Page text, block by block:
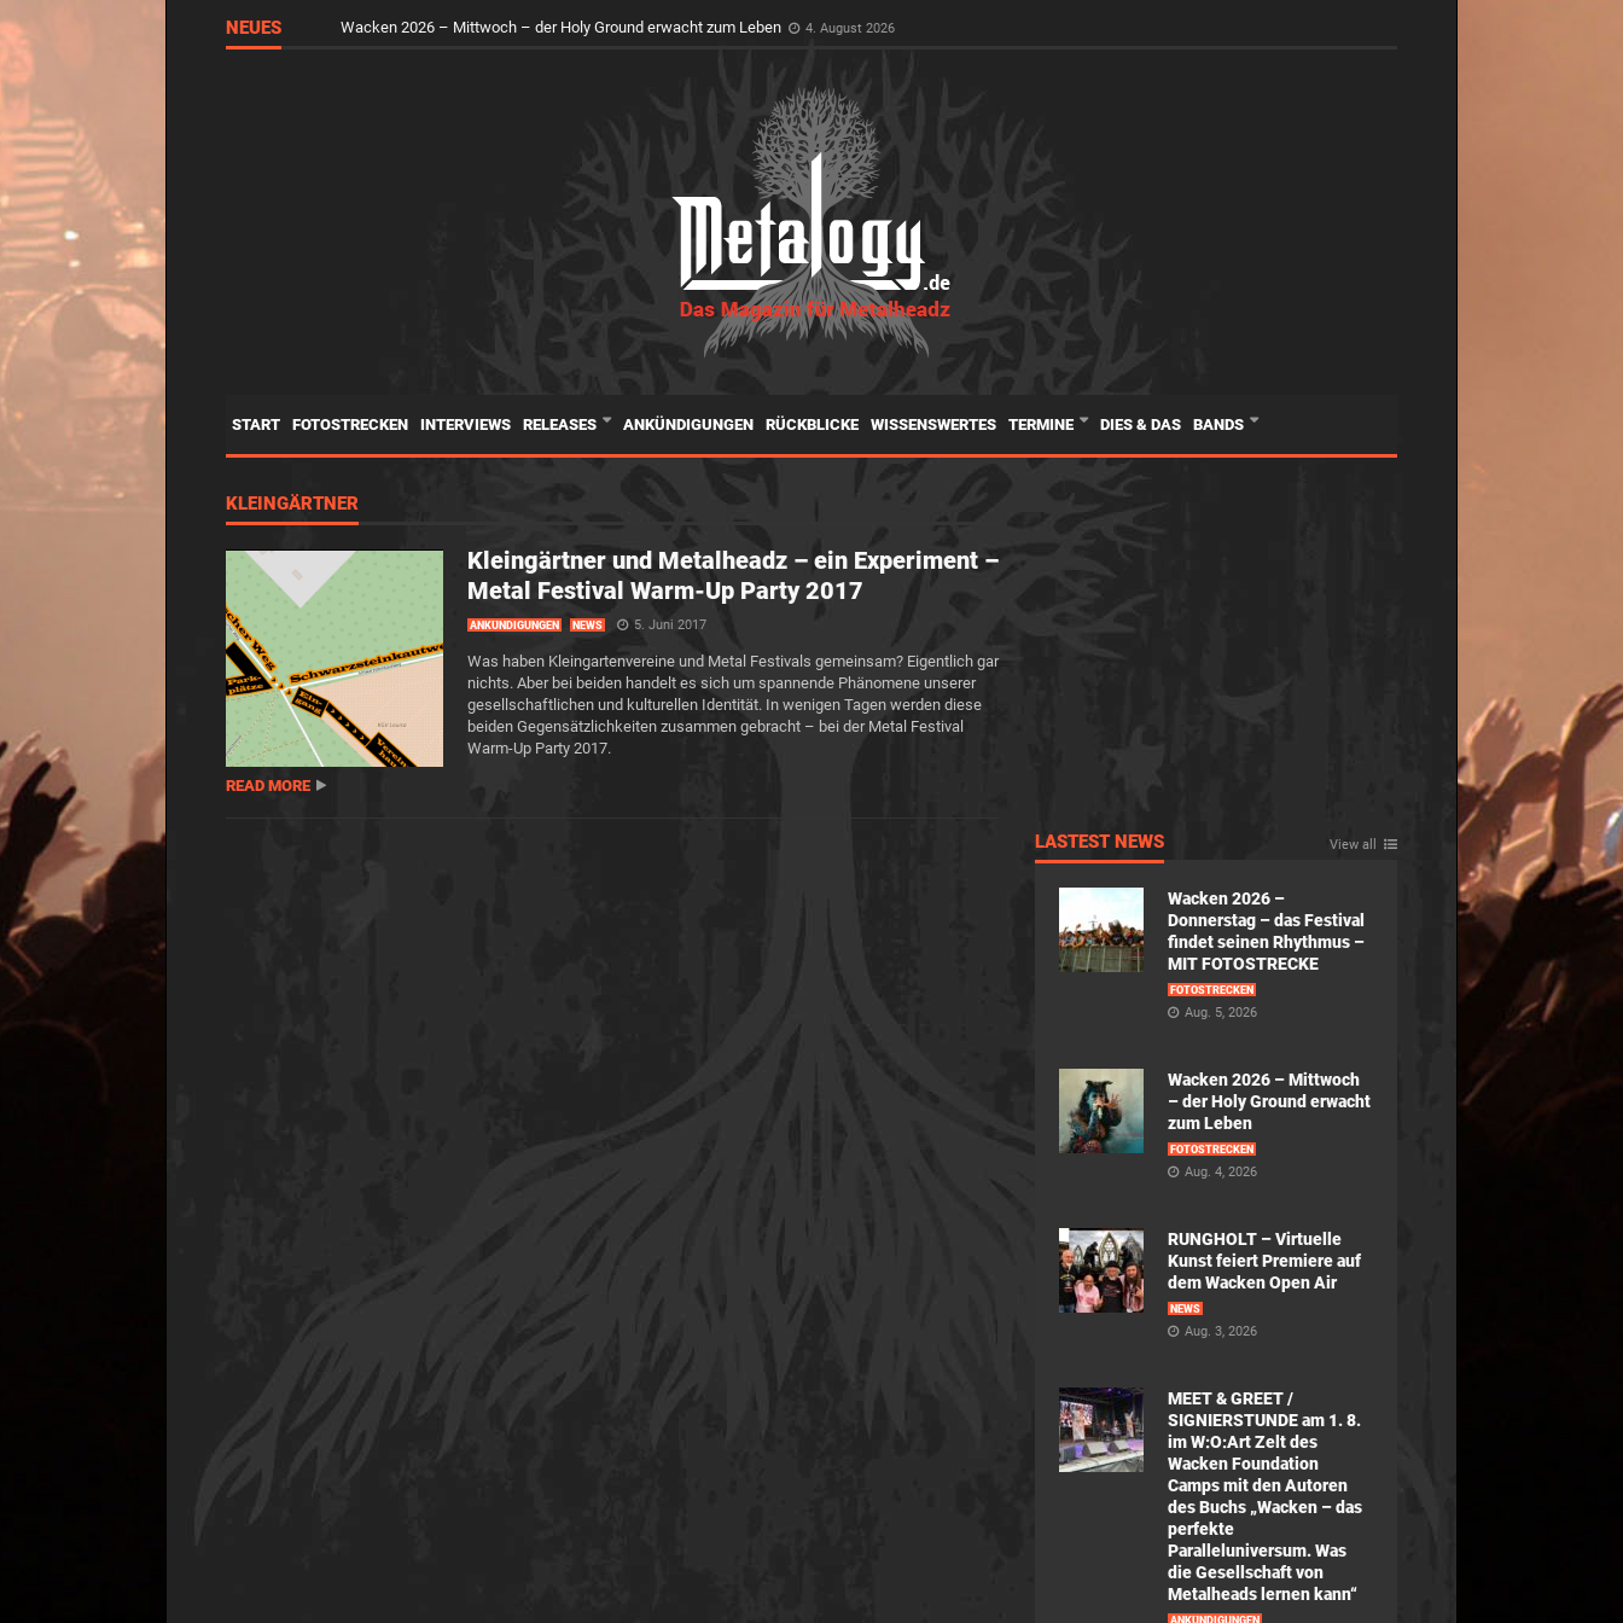
NEUES Wacken 2026 – Mittwoch – der Holy Ground erwacht zum Leben 4. August 2026
START FOTOSTRECKEN INTERVIEWS RELEASES ANKÜNDIGUNGEN RÜCKBLICKE WISSENSWERTES TERMINE DIES & DAS BANDS
KLEINGÄRTNER
Kleingärtner und Metalheadz – ein Experiment –
Metal Festival Warm-Up Party 2017
ANKÜNDIGUNGEN NEWS 5. Juni 2017
Was haben Kleingartenvereine und Metal Festivals gemeinsam? Eigentlich gar
nichts. Aber bei beiden handelt es sich um spannende Phänomene unserer
gesellschaftlichen und kulturellen Identität. In wenigen Tagen werden diese
beiden Gegensätzlichkeiten zusammen gebracht – bei der Metal Festival
Warm-Up Party 2017.
READ MORE
LASTEST NEWS View all
Wacken 2026 –
Donnerstag – das Festival
findet seinen Rhythmus –
MIT FOTOSTRECKE
FOTOSTRECKEN
Aug. 5, 2026
Wacken 2026 – Mittwoch
– der Holy Ground erwacht
zum Leben
FOTOSTRECKEN
Aug. 4, 2026
RUNGHOLT – Virtuelle
Kunst feiert Premiere auf
dem Wacken Open Air
NEWS
Aug. 3, 2026
MEET & GREET /
SIGNIERSTUNDE am 1. 8.
im W:O:Art Zelt des
Wacken Foundation
Camps mit den Autoren
des Buchs „Wacken – das
perfekte
Paralleluniversum. Was
die Gesellschaft von
Metalheads lernen kann“
ANKÜNDIGUNGEN